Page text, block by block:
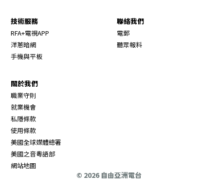
技術服務
RFA+電視APP
洋蔥暗網
手機與平板
聯絡我們
電郵
聽眾報料
關於我們
職業守則
就業機會
私隱條款
使用條款
美國全球媒體總署
美國之音粵語部
網站地圖
© 2026 自由亞洲電台